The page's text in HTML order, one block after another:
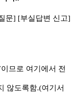
문] [부실답변 신고]
므로 여기에서 전
않도록함.(여기서